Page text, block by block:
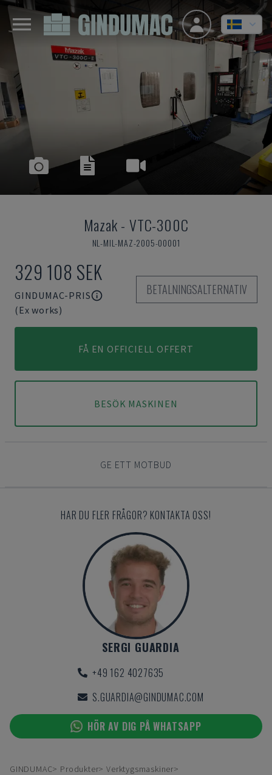
Mazak- VTC-300C
NL-MIL-MAZ-2005-00001
329 108 SEK
GINDUMAC-PRIS
(Ex works)
BETALNINGSALTERNATIV
FÅ EN OFFICIELL OFFERT
BESÖK MASKINEN
GE ETT MOTBUD
HAR DU FLER FRÅGOR? KONTAKTA OSS!
SERGI GUARDIA
+49 162 4027635
S.GUARDIA@GINDUMAC.COM
HÖR AV DIG PÅ WHATSAPP
GINDUMAC Produkter
Verktygsmaskiner